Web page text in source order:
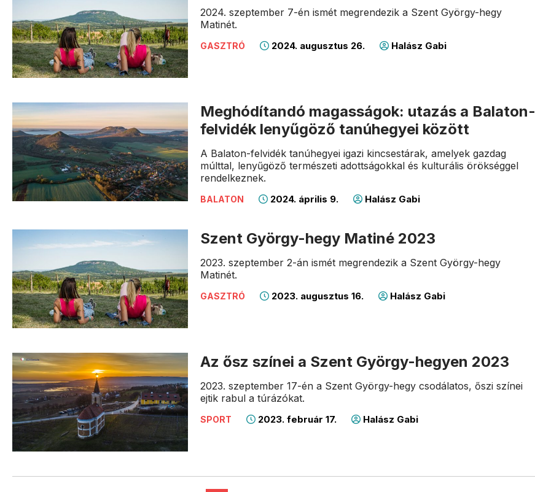
2024. szeptember 7-én ismét megrendezik a Szent György-hegy
Matinét.
GASZTRÓ 2024. augusztus 26. Halász Gabi
Meghódítandó magasságok: utazás a Balaton-
felvidék lenyűgöző tanúhegyei között
A Balaton-felvidék tanúhegyei igazi kincsestárak, amelyek gazdag
múlttal, lenyűgöző természeti adottságokkal és kulturális örökséggel
rendelkeznek.
BALATON 2024. április 9. Halász Gabi
Szent György-hegy Matiné 2023
2023. szeptember 2-án ismét megrendezik a Szent György-hegy
Matinét.
GASZTRÓ 2023. augusztus 16. Halász Gabi
Az ősz színei a Szent György-hegyen 2023
2023. szeptember 17-én a Szent György-hegy csodálatos, őszi színei
ejtik rabul a túrázókat.
SPORT 2023. február 17. Halász Gabi